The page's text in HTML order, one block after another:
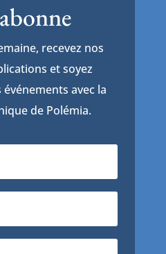
recevez nos
et soyez
avec la
de Polémia.